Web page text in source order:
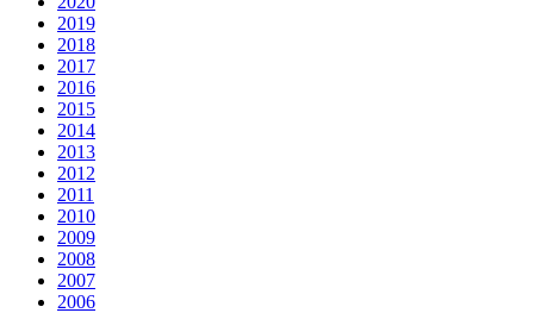
2019
2018
2017
2016
2015
2014
2013
2012
2011
2010
2009
2008
2007
2006